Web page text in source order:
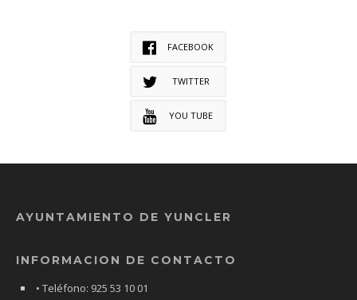
FACEBOOK
TWITTER
YOU TUBE
AYUNTAMIENTO DE YUNCLER
INFORMACION DE CONTACTO
• Teléfono: 925 53 10 01